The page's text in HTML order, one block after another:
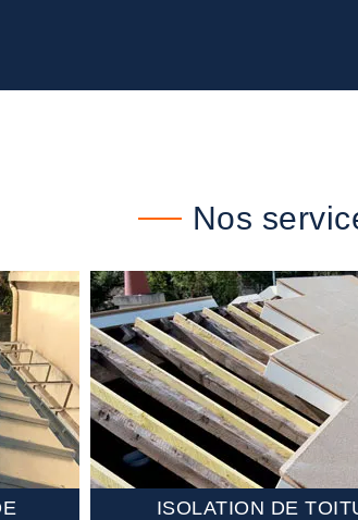
Nos
ISOLATION DE